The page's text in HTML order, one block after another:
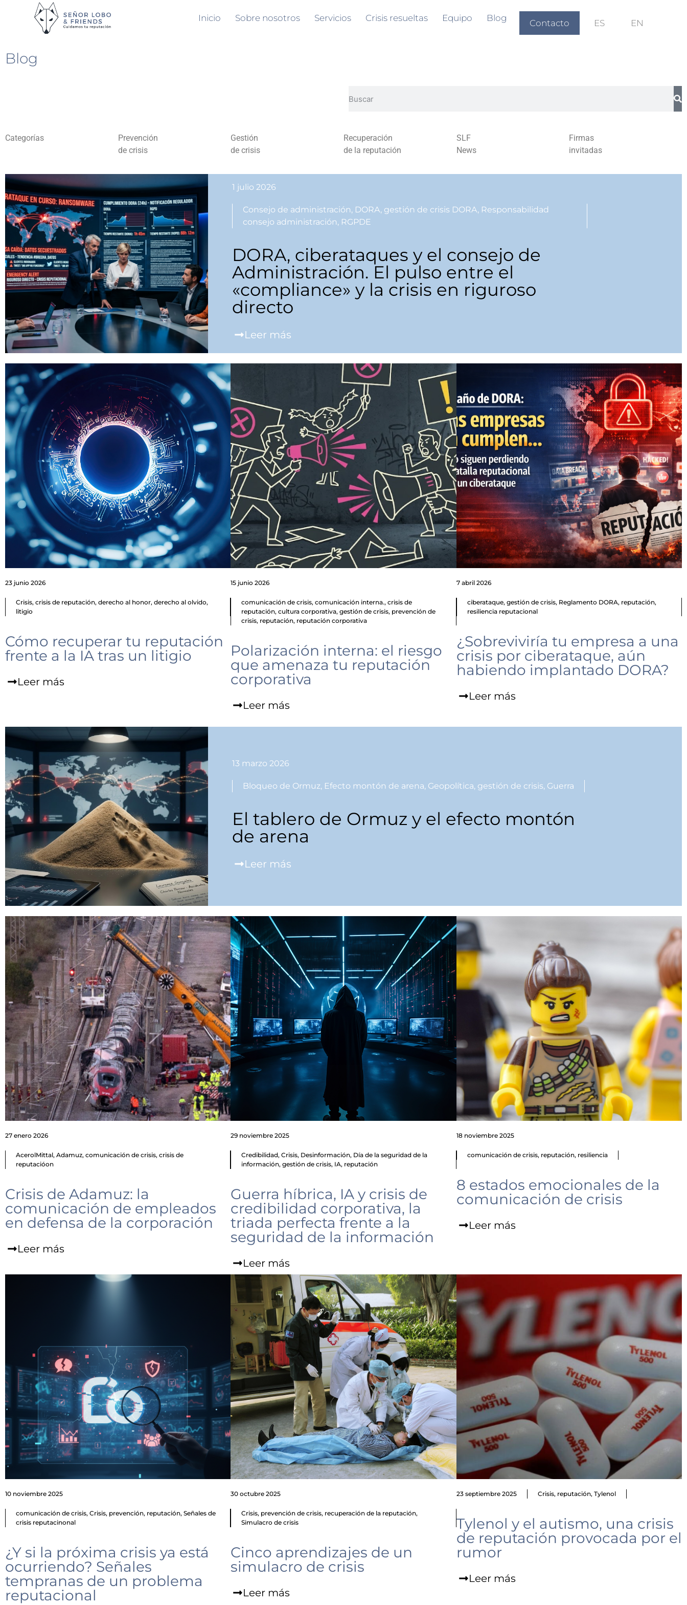
Inicio Sobre nosotros Servicios Crisis resueltas Equipo Blog Contacto ES EN
Blog
Categorías
Prevención
de crisis
Gestión
de crisis
Recuperación
de la reputación
SLF
News
Firmas
invitadas
1 julio 2026
Consejo de administración, DORA, gestión de crisis DORA, Responsabilidad
consejo administración, RGPDE
DORA, ciberataques y el consejo de
Administración. El pulso entre el
«compliance» y la crisis en riguroso
directo
Leer más
23 junio 2026
Crisis, crisis de reputación, derecho al honor, derecho al olvido,
litigio
Cómo recuperar tu reputación
frente a la IA tras un litigio
Leer más
15 junio 2026
comunicación de crisis,comunicación interna.,crisis de
reputación,cultura corporativa,gestión de crisis, prevención de
crisis, reputación, reputación corporativa
Polarización interna: el riesgo
que amenaza tu reputación
corporativa
Leer más
7 abril 2026
ciberataque, gestión de crisis, Reglamento DORA, reputación,
resiliencia reputacional
¿Sobreviviría tu empresa a una
crisis por ciberataque, aún
habiendo implantado DORA?
Leer más
13 marzo 2026
Bloqueo de Ormuz, Efecto montón de arena, Geopolítica, gestión de crisis, Guerra
El tablero de Ormuz y el efecto montón
de arena
Leer más
27 enero 2026
AcerolMittal, Adamuz, comunicación de crisis, crisis de
reputacióon
Crisis de Adamuz: la
comunicación de empleados
en defensa de la corporación
Leer más
29 noviembre 2025
Credibilidad,Crisis, Desinformación, Día de la seguridad de la
información,gestión de crisis, IA, reputación
Guerra híbrica, IA y crisis de
credibilidad corporativa, la
triada perfecta frente a la
seguridad de la información
Leer más
18 noviembre 2025
comunicación de crisis, reputación, resiliencia
8 estados emocionales de la
comunicación de crisis
Leer más
10 noviembre 2025
comunicación de crisis, Crisis, prevención, reputación, Señales de
crisis reputacinonal
¿Y si la próxima crisis ya está
ocurriendo? Señales
tempranas de un problema
reputacional
30 octubre 2025
Crisis, prevención de crisis, recuperación de la reputación,
Simulacro de crisis
Cinco aprendizajes de un
simulacro de crisis
Leer más
23 septiembre 2025 Crisis, reputación, Tylenol
Tylenol y el autismo, una crisis
de reputación provocada por el
rumor
Leer más